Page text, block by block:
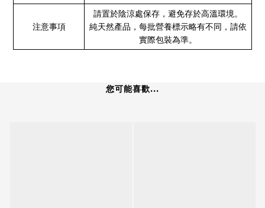
注意事項
請置於陰涼處保存，避免存於高溫環境。
純天然產品，每批營養標示略有不同，請依
實際包裝為準。
您可能喜歡...